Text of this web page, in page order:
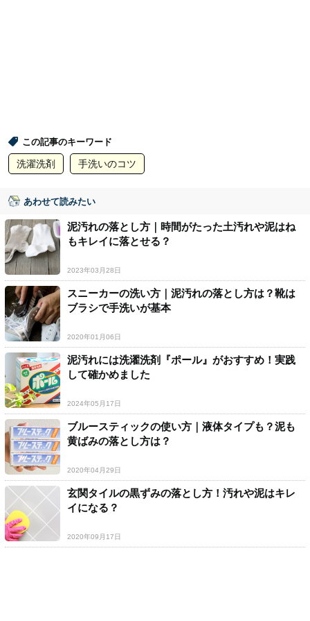
この記事のキーワード
洗濯洗剤 手洗いのコツ
あわせて読みたい
泥汚れの落とし方｜時間がたった土汚れや泥はね
もキレイに落とせる？
2023年03月28日
スニーカーの洗い方｜泥汚れの落とし方は？靴は
ブラシで手洗いが基本
2020年01月06日
泥汚れには洗濯洗剤『ポール』がおすすめ！実践
して確かめました
2024年05月17日
ブルースティックの使い方｜液体タイプも？泥も
黄ばみの落とし方は？
2020年04月29日
玄関タイルの黒ずみの落とし方！汚れや泥はキレ
イになる？
2020年09月17日